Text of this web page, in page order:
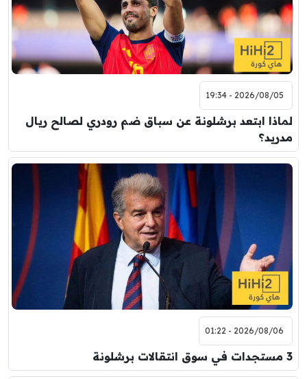
2026/08/05 - 19:34
لماذا ابتعد برشلونة عن سباق ضم رودري لصالح ريال
مدريد؟
2026/08/06 - 01:22
3 مستجدات في سوق انتقالات برشلونة